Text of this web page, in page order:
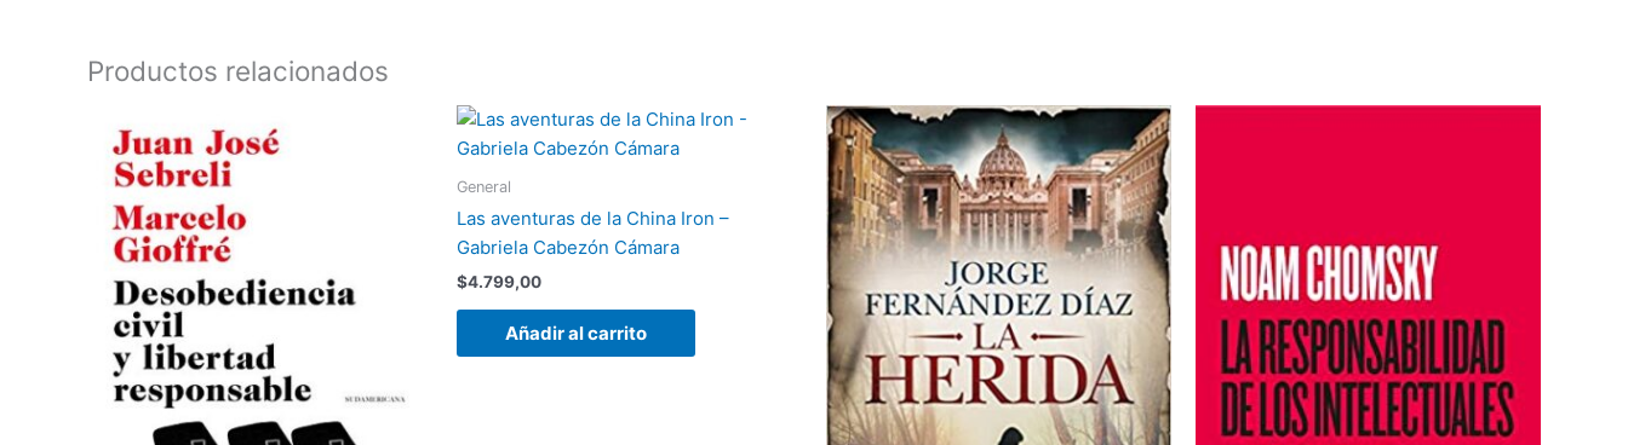
Productos relacionados
General
Las aventuras de la China Iron –
Gabriela Cabezón Cámara
$4.799,00
Añadir al carrito